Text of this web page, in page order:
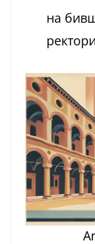
на